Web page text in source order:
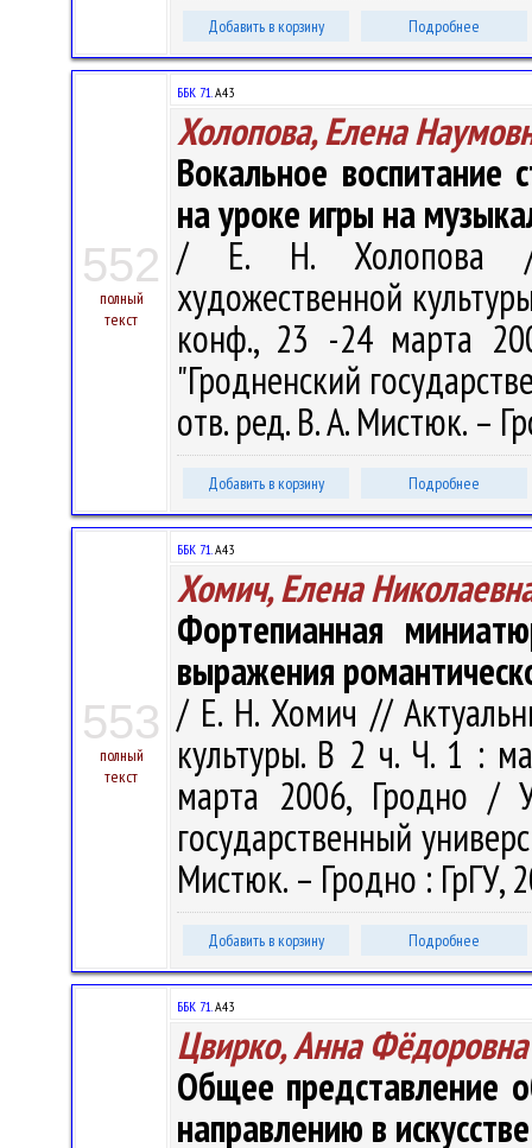
Добавить в корзину Подробнее
552
полный
текст
ББК 71.А43
Холопова, Елена
Вокальное воспитание
на уроке игры на
/ Е. Н. Холопова //
художественной
конф., 23 -24 марта
"Гродненский
отв. ред. В. А. Мистюк. –
Добавить в корзину Подробнее
553
полный
текст
ББК 71.А43
Хомич, Елена
Фортепианная
выражения
/ Е. Н. Хомич //
культуры. В 2 ч. Ч. 1 :
марта 2006, Гродно /
государственный
Мистюк. – Гродно : ГрГУ,
Добавить в корзину Подробнее
ББК 71.А43
Цвирко, Анна Фёдоровна
Общее представление
направлению в искусстве